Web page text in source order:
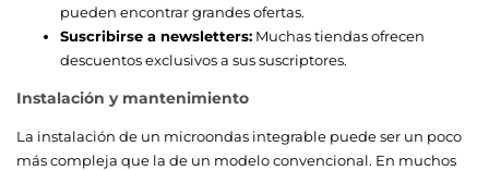
pueden encontrar grandes ofertas.
Suscribirse a newsletters: Muchas tiendas ofrecen
descuentos exclusivos a sus suscriptores.
Instalación y mantenimiento
La instalación de un microondas integrable puede ser un poco
más compleja que la de un modelo convencional. En muchos